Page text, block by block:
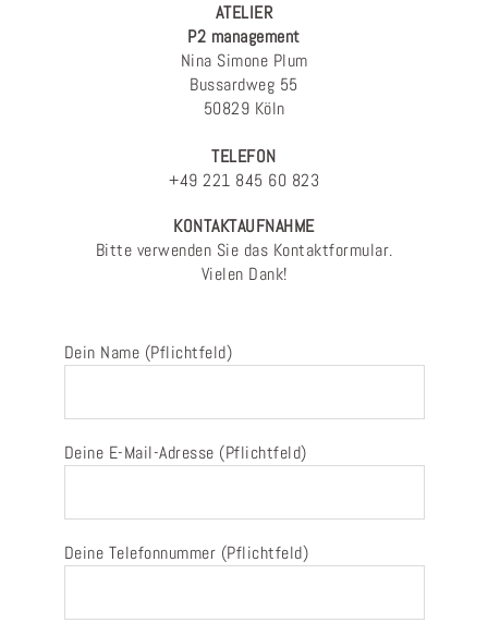
ATELIER
P2 management
Nina Simone Plum
Bussardweg 55
50829 Köln
TELEFON
+49 221 845 60 823
KONTAKTAUFNAHME
Bitte verwenden Sie das Kontaktformular.
Vielen Dank!
Dein Name (Pflichtfeld)
Deine E-Mail-Adresse (Pflichtfeld)
Deine Telefonnummer (Pflichtfeld)